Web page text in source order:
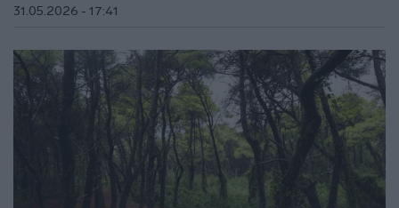
31.05.2026 - 17:41